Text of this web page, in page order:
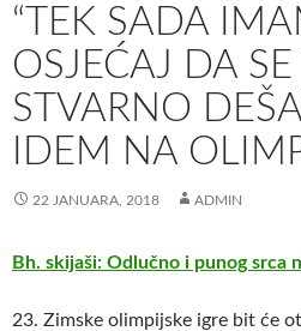
“TEK SADA
OSJEĆAJ DA
STVARNO
IDEM NA
22 JANUARA, 2018 ADMIN
Bh. skijaši: Odlučno i punog srca
23. Zimske olimpijske igre bit će